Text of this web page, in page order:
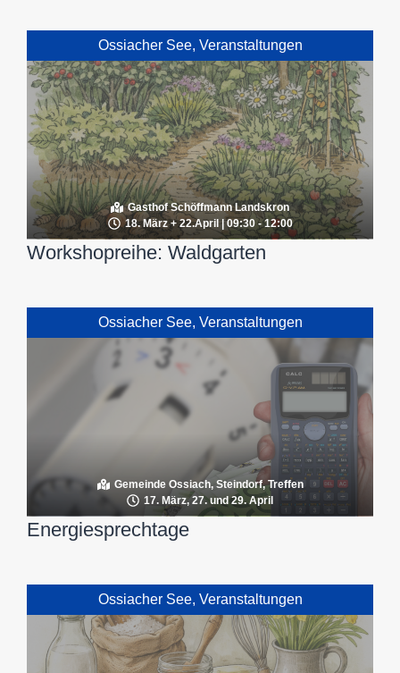
Ossiacher See, Veranstaltungen
Gasthof Schöffmann Landskron
18. März + 22.April | 09:30 - 12:00
Workshopreihe: Waldgarten
Ossiacher See, Veranstaltungen
Gemeinde Ossiach, Steindorf, Treffen
17. März, 27. und 29. April
Energiesprechtage
Ossiacher See, Veranstaltungen